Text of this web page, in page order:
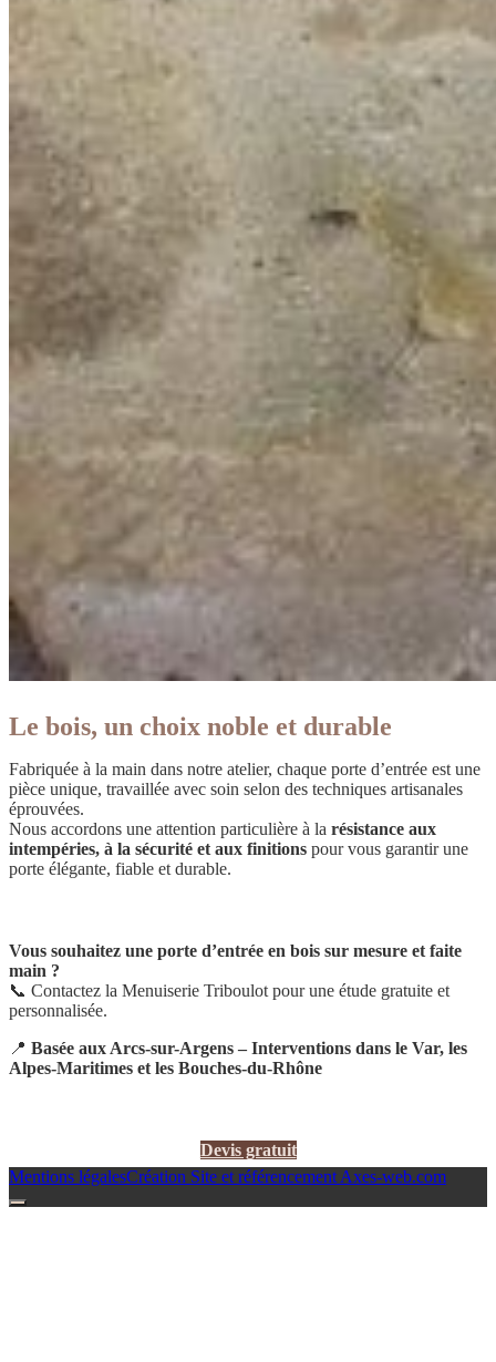
Le bois, un choix noble et durable
Fabriquée à la main dans notre atelier, chaque porte d’entrée est une
pièce unique, travaillée avec soin selon des techniques artisanales
éprouvées.
Nous accordons une attention particulière à la résistance aux
intempéries, à la sécurité et aux finitions pour vous garantir une
porte élégante, fiable et durable.
Vous souhaitez une porte d’entrée en bois sur mesure et faite
main ?
📞 Contactez la Menuiserie Triboulot pour une étude gratuite et
personnalisée.
📍 Basée aux Arcs-sur-Argens – Interventions dans le Var, les
Alpes-Maritimes et les Bouches-du-Rhône
Devis gratuit
Mentions légalesCréation Site et référencement Axes-web.com